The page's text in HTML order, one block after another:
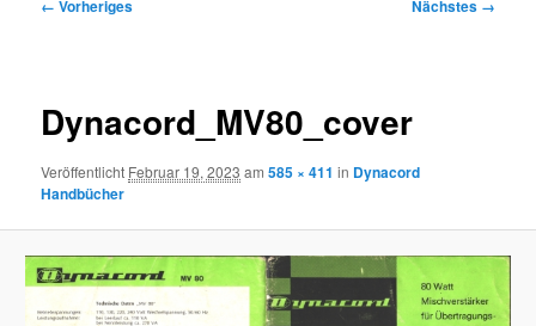
← Vorheriges Nächstes →
Dynacord_MV80_cover
Veröffentlicht Februar 19, 2023 am585 × 411 in Dynacord
Handbücher